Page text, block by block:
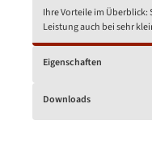
Ihre Vorteile im Überblick:
Leistung auch bei sehr
Eigenschaften
Downloads